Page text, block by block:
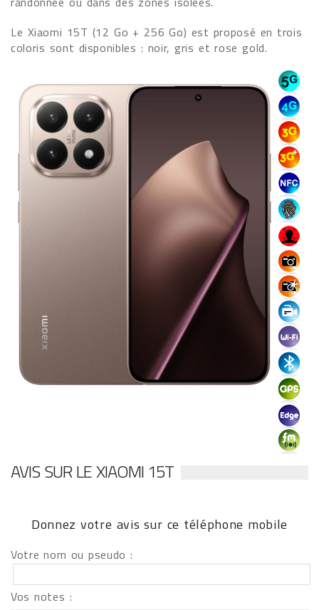
Le Xiaomi 15T (12 Go + 256 Go) est proposé en trois
coloris sont disponibles : noir, gris et rose gold.
AVIS SUR LE XIAOMI 15T
Donnez votre avis sur ce téléphone mobile
Votre nom ou pseudo :
Vos notes :